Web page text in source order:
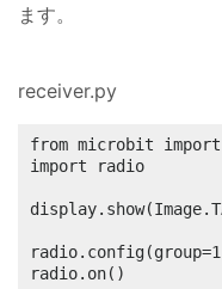
ます。
receiver.py
from microbit
import radio
radio.on()